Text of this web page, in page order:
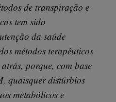
de transpiração e
tem sido
da saúde
métodos terapêuticos
porque, com base
quaisquer distúrbios
metabólicos e